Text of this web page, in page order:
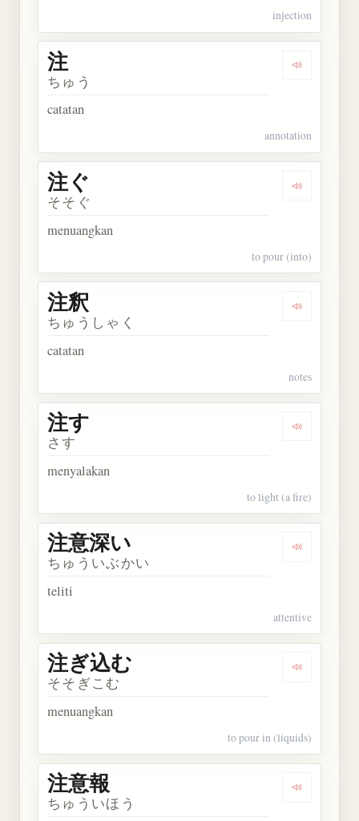
injection
Dengarkan
注
ちゅう
catatan
annotation
Dengarkan
注ぐ
そそぐ
menuangkan
to pour (into)
Dengarkan
注釈
ちゅうしゃく
catatan
notes
Dengarkan
注す
さす
menyalakan
to light (a fire)
Dengarkan
注意深い
ちゅういぶかい
teliti
attentive
Dengarkan
注ぎ込む
そそぎこむ
menuangkan
to pour in (liquids)
Dengarkan
注意報
ちゅういほう